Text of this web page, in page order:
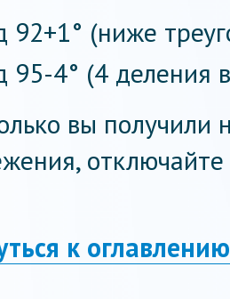
92+1° (ниже
95-4° (4 деления
вы получили
отключайте
к оглавлению